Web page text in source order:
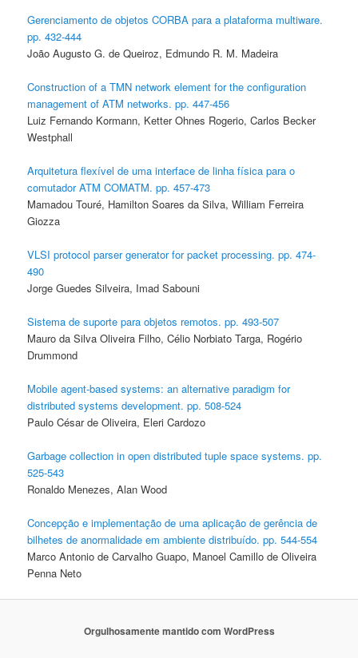
Gerenciamento de objetos CORBA para a plataforma multiware.
pp. 432-444
João Augusto G. de Queiroz, Edmundo R. M. Madeira
Construction of a TMN network element for the configuration
management of ATM networks. pp. 447-456
Luiz Fernando Kormann, Ketter Ohnes Rogerio, Carlos Becker
Westphall
Arquitetura flexível de uma interface de linha física para o
comutador ATM COMATM. pp. 457-473
Mamadou Touré, Hamilton Soares da Silva, William Ferreira
Giozza
VLSI protocol parser generator for packet processing. pp. 474-
490
Jorge Guedes Silveira, Imad Sabouni
Sistema de suporte para objetos remotos. pp. 493-507
Mauro da Silva Oliveira Filho, Célio Norbiato Targa, Rogério
Drummond
Mobile agent-based systems: an alternative paradigm for
distributed systems development. pp. 508-524
Paulo César de Oliveira, Eleri Cardozo
Garbage collection in open distributed tuple space systems. pp.
525-543
Ronaldo Menezes, Alan Wood
Concepção e implementação de uma aplicação de gerência de
bilhetes de anormalidade em ambiente distribuído. pp. 544-554
Marco Antonio de Carvalho Guapo, Manoel Camillo de Oliveira
Penna Neto
Orgulhosamente mantido com WordPress